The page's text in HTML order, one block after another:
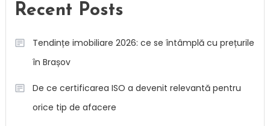
Recent Posts
Tendințe imobiliare 2026: ce se întâmplă cu prețurile
în Brașov
De ce certificarea ISO a devenit relevantă pentru
orice tip de afacere